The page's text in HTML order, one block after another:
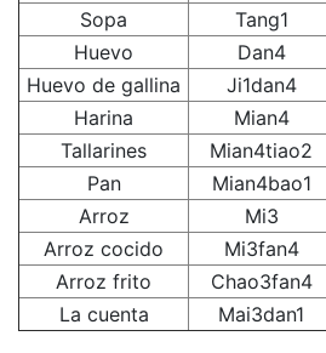
Sopa
Tang1
Huevo
Dan4
Huevo de gallina
Ji1dan4
Harina
Mian4
Tallarines
Mian4tiao2
Pan
Mian4bao1
Arroz
Mi3
Arroz cocido
Mi3fan4
Arroz frito
Chao3fan4
La cuenta
Mai3dan1